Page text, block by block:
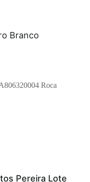
Roca
Pereira Lote